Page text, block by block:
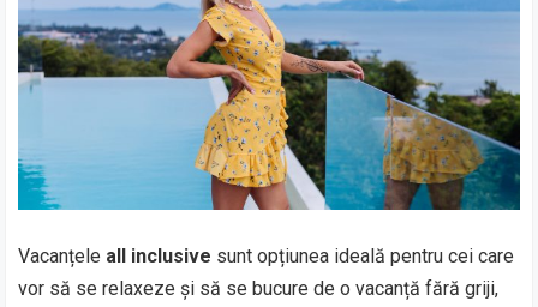
Vacanțele all inclusive sunt opțiunea ideală pentru cei care
vor să se relaxeze și să se bucure de o vacanță fără griji,